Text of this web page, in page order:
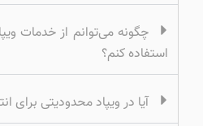
چگونه می‌توانم از خدمات
استفاده کنم؟
آیا در ویپاد محدودیتی برای